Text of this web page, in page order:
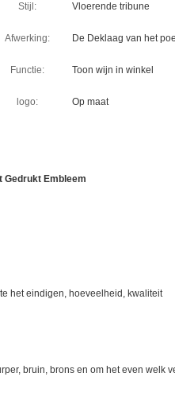
Stijl: Vloerende tribune
Afwerking: De Deklaag van het
Functie: Toon wijn in winkel
logo: Op maat
Gedrukt Embleem
het eindigen, hoeveelheid, kwaliteit
bruin, brons en om het even welk